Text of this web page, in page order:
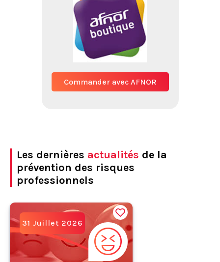
Commander avec AFNOR
Les dernières actualités de la
prévention des risques
professionnels
31 Juillet 2026